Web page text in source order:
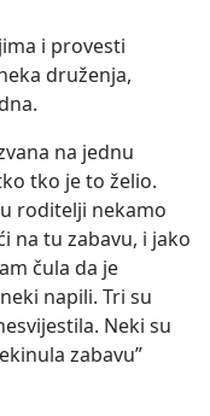
i provesti
druženja,
na jednu
tko je to želio.
roditelji nekamo
na tu zabavu, i jako
čula da je
napili. Tri su
Neki su
zabavu”